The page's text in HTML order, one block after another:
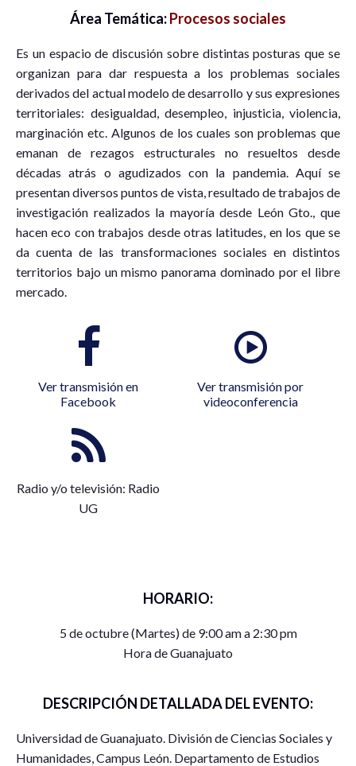
Área Temática:Procesos sociales
Es un espacio de discusión sobre distintas posturas que se
organizan para dar respuesta a los problemas sociales
derivados del actual modelo de desarrollo y sus expresiones
territoriales: desigualdad, desempleo, injusticia, violencia,
marginación etc. Algunos de los cuales son problemas que
emanan de rezagos estructurales no resueltos desde
décadas atrás o agudizados con la pandemia. Aquí se
presentan diversos puntos de vista, resultado de trabajos de
investigación realizados la mayoría desde León Gto., que
hacen eco con trabajos desde otras latitudes, en los que se
da cuenta de las transformaciones sociales en distintos
territorios bajo un mismo panorama dominado por el libre
mercado.
Ver transmisión en
Facebook
Ver transmisión por
videoconferencia
Radio y/o televisión: Radio
UG
HORARIO:
5 de octubre (Martes) de 9:00 am a 2:30 pm
Hora de Guanajuato
DESCRIPCIÓN DETALLADA DEL EVENTO:
Universidad de Guanajuato. División de Ciencias Sociales y
Humanidades, Campus León. Departamento de Estudios